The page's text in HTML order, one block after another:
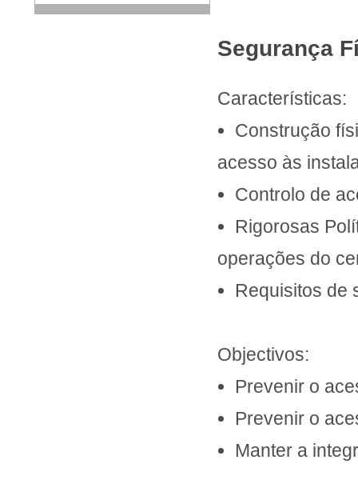
Segurança
Características:
Construção
acesso às
Controlo de
Rigorosas
operações do
Requisitos de
Objectivos:
Prevenir o
Prevenir o
Manter a